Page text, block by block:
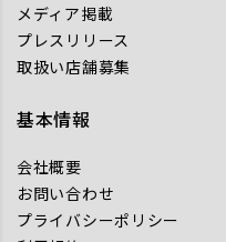
メディア掲載
プレスリリース
取扱い店舗募集
基本情報
会社概要
お問い合わせ
プライバシーポリシー